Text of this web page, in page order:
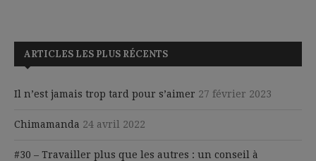
ARTICLES LES PLUS RÉCENTS
Il n’est jamais trop tard pour s’aimer 27 février 2023
Chimamanda 24 avril 2022
#30 – Travailler plus que les autres : un conseil à